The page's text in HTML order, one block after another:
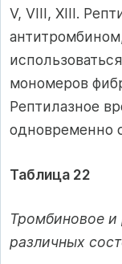
V, VIII, XIII.
мономеров
Рептилазное
одновременно
Таблица 22
Тромбиновое и
различных